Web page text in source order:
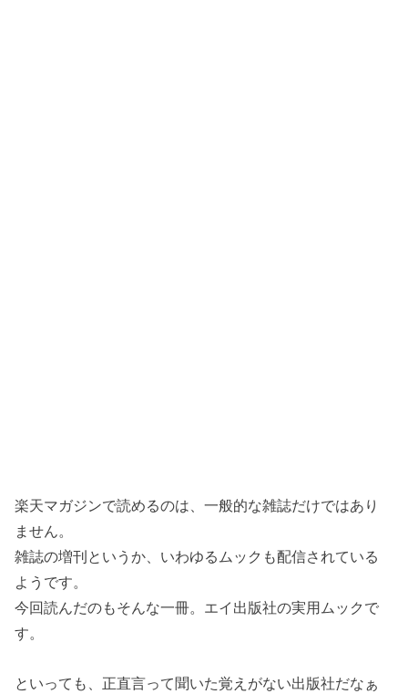
楽天マガジンで読めるのは、一般的な雑誌だけではあり
ません。
雑誌の増刊というか、いわゆるムックも配信されている
ようです。
今回読んだのもそんな一冊。エイ出版社の実用ムックで
す。
といっても、正直言って聞いた覚えがない出版社だなぁ